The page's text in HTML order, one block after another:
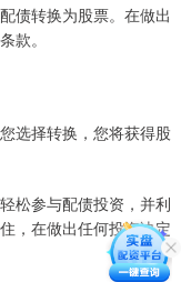
债转换为股票。在做出
款。
选择转换，您将获得股
松参与配债投资，并利
，在做出任何投资决定